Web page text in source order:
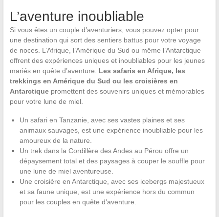
L’aventure inoubliable
Si vous êtes un couple d’aventuriers, vous pouvez opter pour
une destination qui sort des sentiers battus pour votre voyage
de noces. L’Afrique, l’Amérique du Sud ou même l’Antarctique
offrent des expériences uniques et inoubliables pour les jeunes
mariés en quête d’aventure. Les safaris en Afrique, les
trekkings en Amérique du Sud ou les croisières en
Antarctiquepromettent des souvenirs uniques et mémorables
pour votre lune de miel.
Un safari en Tanzanie, avec ses vastes plaines et ses
animaux sauvages, est une expérience inoubliable pour les
amoureux de la nature.
Un trek dans la Cordillère des Andes au Pérou offre un
dépaysement total et des paysages à couper le souffle pour
une lune de miel aventureuse.
Une croisière en Antarctique, avec ses icebergs majestueux
et sa faune unique, est une expérience hors du commun
pour les couples en quête d’aventure.